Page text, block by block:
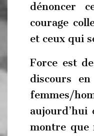
dénoncer
courage
et ceux qui
Force est
discours
femmes/
aujourd’hui
montre que